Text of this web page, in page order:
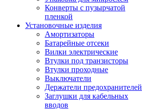
Конверты с пузырчатой
пленкой
Установочные изделия
Амортизаторы
Батарейные отсеки
Вилки электрические
Втулки под транзисторы
Втулки проходные
Выключатели
Держатели предохранителей
Заглушки для кабельных
вводов